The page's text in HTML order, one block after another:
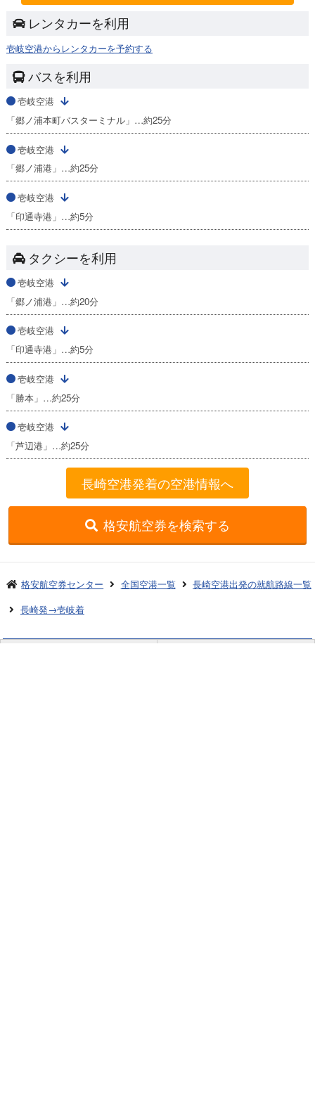
レンタカーを利用
壱岐空港からレンタカーを予約する
バスを利用
壱岐空港
「郷ノ浦本町バスターミナル」…約25分
壱岐空港
「郷ノ浦港」…約25分
壱岐空港
「印通寺港」…約5分
タクシーを利用
壱岐空港
「郷ノ浦港」…約20分
壱岐空港
「印通寺港」…約5分
壱岐空港
「勝本」…約25分
壱岐空港
「芦辺港」…約25分
長崎空港発着の空港情報へ
格安航空券を検索する
格安航空券センター 全国空港一覧
長崎空港出発の就航路線一覧
長崎発→壱岐着